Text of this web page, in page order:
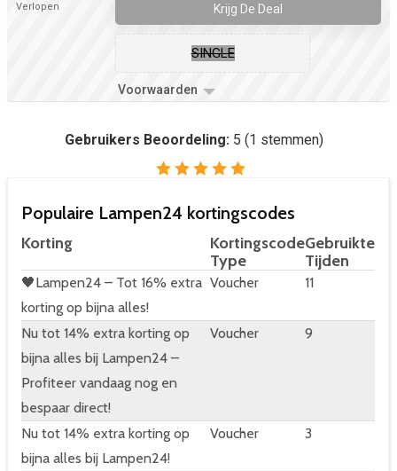
Verlopen Krijg De Deal
SINGLE
Voorwaarden
Gebruikers Beoordeling: 5 (1 stemmen)
Populaire Lampen24 kortingscodes
Korting
Kortingscode
Type
Gebruikte
Tijden
🖤Lampen24 – Tot 16% extra
korting op bijna alles!
Voucher 11
Nu tot 14% extra korting op
bijna alles bij Lampen24 –
Profiteer vandaag nog en
bespaar direct!
Voucher 9
Nu tot 14% extra korting op
bijna alles bij Lampen24!
Voucher 3